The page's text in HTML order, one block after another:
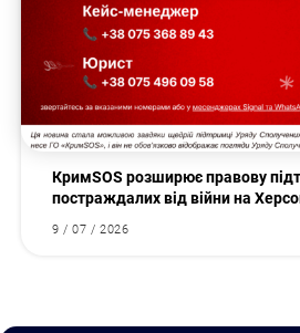
КримSOS розширює правову
постраждалих від війни на
9 / 07 / 2026